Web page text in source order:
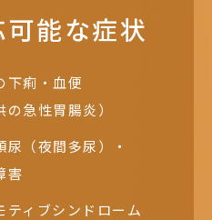
能な症状
下痢・血便
の急性胃腸炎）
尿（夜間多尿）・
害
ティブシンドローム